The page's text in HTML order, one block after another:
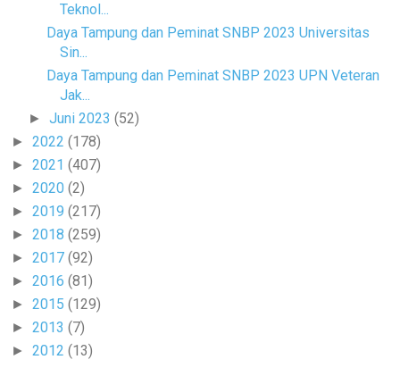
Teknol...
Daya Tampung dan Peminat SNBP 2023 Universitas
Sin...
Daya Tampung dan Peminat SNBP 2023 UPN Veteran
Jak...
►Juni 2023(52)
► 2022 (178)
► 2021 (407)
► 2020 (2)
► 2019 (217)
► 2018 (259)
► 2017 (92)
► 2016 (81)
► 2015 (129)
► 2013 (7)
► 2012 (13)